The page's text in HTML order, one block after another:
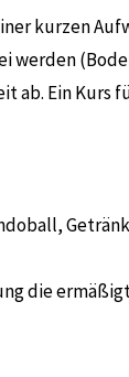
kurzen
werden
ab. Ein Kurs
die